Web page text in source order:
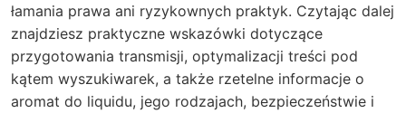
łamania prawa ani ryzykownych praktyk. Czytając dalej
znajdziesz praktyczne wskazówki dotyczące
przygotowania transmisji, optymalizacji treści pod
kątem wyszukiwarek, a także rzetelne informacje o
aromat do liquidu, jego rodzajach, bezpieczeństwie i